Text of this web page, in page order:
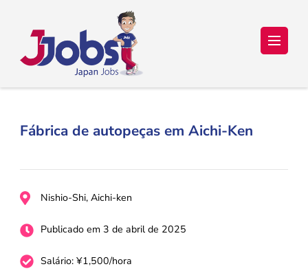
Japan Jobs Online – Trabalho e
Estudo no Japão
Seu sonho de ir para o Japão está a um passo de se tornar
realidade!
Fábrica de autopeças em Aichi-Ken
Nishio-Shi, Aichi-ken
Publicado em 3 de abril de 2025
Salário: ¥1,500/hora